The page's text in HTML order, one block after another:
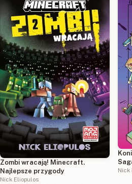
Zombi wracają! Minecraft.
Najlepsze przygody
Nick Eliopulos
Nick